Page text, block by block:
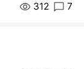
312 7